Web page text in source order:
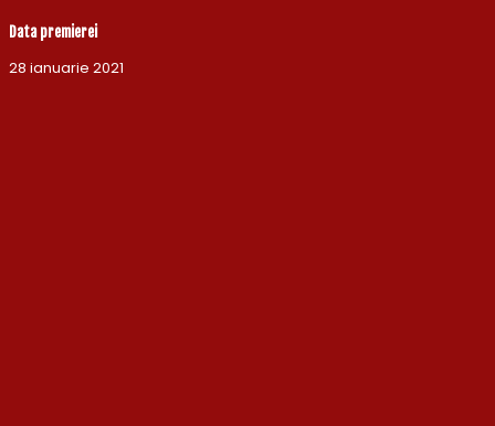
Data premierei
28 ianuarie 2021